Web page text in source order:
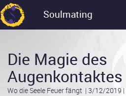
Soulmating
Die Magie des
Augenkontaktes
Wo die Seele Feuer fängt | 3/12/2019 |